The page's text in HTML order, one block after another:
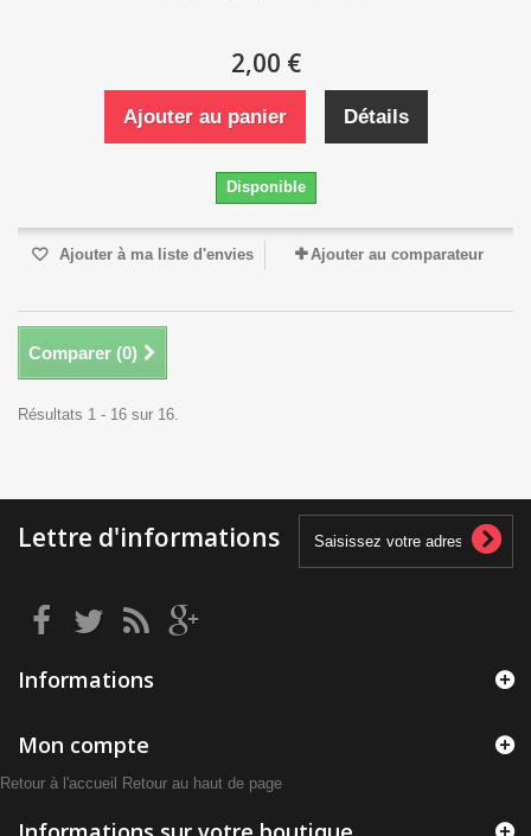
2,00 €
Ajouter au panier Détails
Disponible
Ajouter à ma liste d'envies Ajouter au comparateur
Comparer (0)
Résultats 1 - 16 sur 16.
Lettre d'informations
Informations
Mon compte
Retour à l'accueil Retour au haut de page